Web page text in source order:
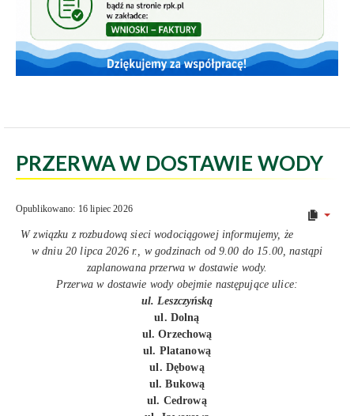
PRZERWA W DOSTAWIE WODY
Opublikowano: 16 lipiec 2026
W związku z rozbudową sieci wodociągowej informujemy, że
w dniu 20 lipca 2026 r., w godzinach od 9.00 do 15.00, nastąpi
zaplanowana przerwa w dostawie wody.
Przerwa w dostawie wody obejmie następujące ulice:
ul. Leszczyńską
ul. Dolną
ul. Orzechową
ul. Platanową
ul. Dębową
ul. Bukową
ul. Cedrową